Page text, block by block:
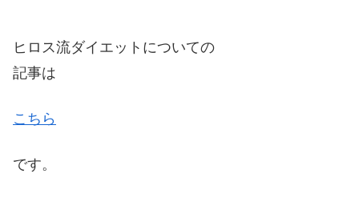
ヒロス流ダイエットについての
記事は
こちら
です。